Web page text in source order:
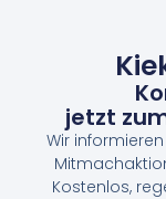
jetzt
Wir
Kostenlos,